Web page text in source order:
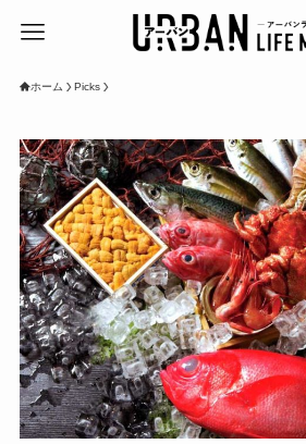
ホーム Picks